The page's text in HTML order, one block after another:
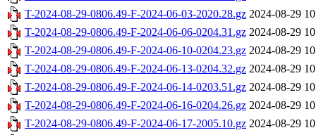
T-2024-08-29-0806.49-F-2024-06-03-2020.28.gz 2024-08-29
T-2024-08-29-0806.49-F-2024-06-06-0204.31.gz 2024-08-29
T-2024-08-29-0806.49-F-2024-06-10-0204.23.gz 2024-08-29
T-2024-08-29-0806.49-F-2024-06-13-0204.32.gz 2024-08-29
T-2024-08-29-0806.49-F-2024-06-14-0203.51.gz 2024-08-29
T-2024-08-29-0806.49-F-2024-06-16-0204.26.gz 2024-08-29
T-2024-08-29-0806.49-F-2024-06-17-2005.10.gz 2024-08-29